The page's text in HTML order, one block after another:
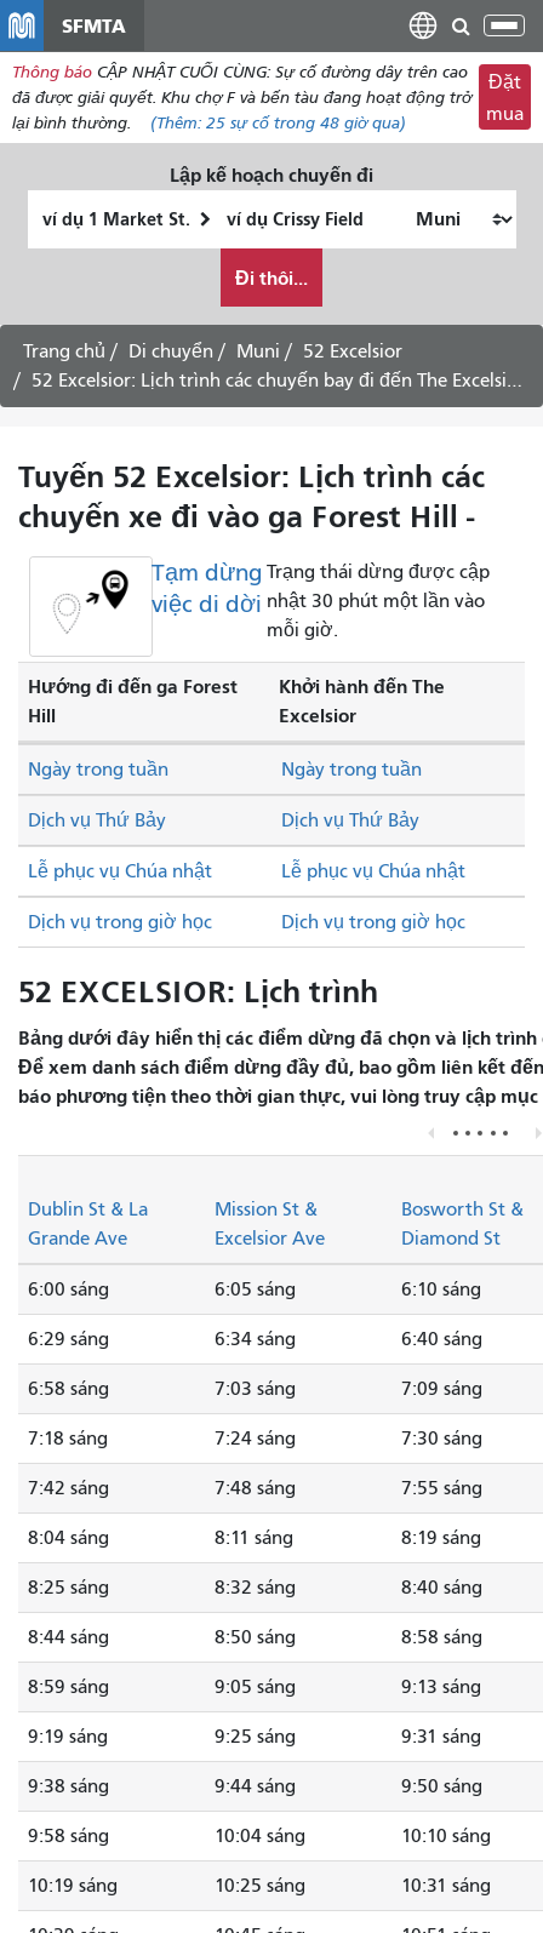
dung
SFMTA
đổi
Thông báo CẬP NHẬT CUỐI CÙNG: Sự cố đường dây trên cao
đã được giải quyết. Khu chợ F và bến tàu đang hoạt động trở
lại bình thường.
(Thêm: 25 sự cốtrong 48 giờ qua)
Đặt
mua
Lập kế hoạch chuyến đi
thúc
muốn
đi
du
lịch
như
nào
Đi thôi...
Trang chủ Di chuyển Muni
52 Excelsior
52 Excelsior: Lịch trình các chuyến bay đi đến The Excelsior -
Tuyến 52 Excelsior: Lịch trình các
chuyến xe đi vào ga Forest Hill -
Tạm dừng
việc di dời
Trạng thái dừng được cập
nhật 30 phút một lần vào
mỗi giờ.
Hướng đi đến ga Forest
Hill
Khởi hành đến The
Excelsior
Dịch vụ Thứ Bảy Dịch vụ Thứ Bảy
Lễ phục vụ Chúa nhật Lễ phục vụ Chúa nhật
Ngày trong tuần Ngày trong tuần
Dịch vụ trong giờ học Dịch vụ trong giờ học
52 EXCELSIOR: Lịch trình
Bảng dưới đây hiển thị các điểm dừng đã chọn và lịch
Để xem danh sách điểm dừng đầy đủ, bao gồm liên kết
báo phương tiện theo thời gian thực, vui lòng truy cập mục
Dublin St & La
Grande Ave
Mission St &
Excelsior Ave
Bosworth St &
Diamond St
6:00 sáng 6:05 sáng 6:10 sáng
6:29 sáng 6:34 sáng 6:40 sáng
6:58 sáng 7:03 sáng 7:09 sáng
7:18 sáng 7:24 sáng 7:30 sáng
7:42 sáng 7:48 sáng 7:55 sáng
8:04 sáng 8:11 sáng 8:19 sáng
8:25 sáng 8:32 sáng 8:40 sáng
8:44 sáng 8:50 sáng 8:58 sáng
8:59 sáng 9:05 sáng 9:13 sáng
9:19 sáng 9:25 sáng 9:31 sáng
9:38 sáng 9:44 sáng 9:50 sáng
9:58 sáng 10:04 sáng 10:10 sáng
10:19 sáng 10:25 sáng 10:31 sáng